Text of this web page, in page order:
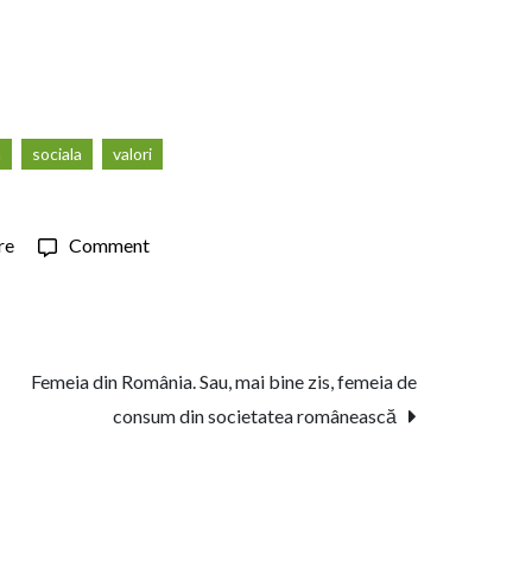
sociala valori
Commenton
şi
autorizaţie
Femeia din România. Sau, mai bine zis, femeia de
consum din societatea românească